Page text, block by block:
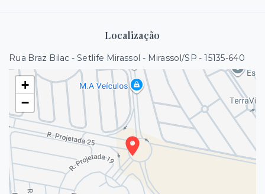
Localização
Rua Braz Bilac - Setlife Mirassol - Mirassol/SP - 15135-640
+
−